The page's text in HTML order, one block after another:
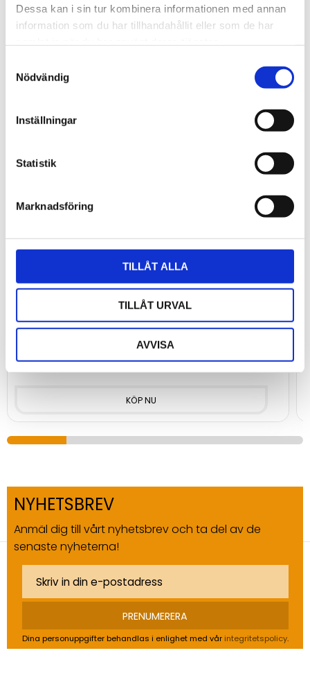
Dessa kan i sin tur kombinera informationen med annan
information som du har tillhandahållit eller som de har
Nödvändig
Inställningar
Statistik
Marknadsföring
TILLÅT ALLA
TILLÅT URVAL
AVVISA
Datalogger för CO2, temperatur, RH, samt 2
analoga eller digitala in
Multilogger med CO2, 2 ingångar för temperatur och
NYHETSBREV
Anmäl dig till vårt nyhetsbrev och ta del av de
senaste nyheterna!
PRENUMERERA
Dina personuppgifter behandlas i enlighet med vår integritetspolicy.